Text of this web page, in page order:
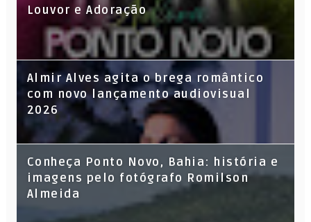
Louvor e Adoração
Almir Alves agita o brega romântico
com novo lançamento audiovisual
2026
Conheça Ponto Novo, Bahia: história e
imagens pelo fotógrafo Romilson
Almeida